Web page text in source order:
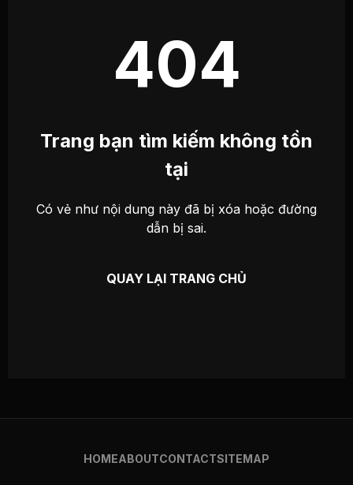
404
Trang bạn tìm kiếm không tồn
tại
Có vẻ như nội dung này đã bị xóa hoặc đường
dẫn bị sai.
QUAY LẠI TRANG CHỦ
HOMEABOUTCONTACTSITEMAP